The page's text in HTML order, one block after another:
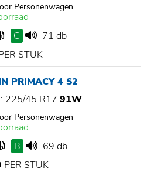
Personenwagen
C
71 db
STUK
PRIMACY 4 S2
225/45 R17 91W
Personenwagen
B
69 db
PER STUK